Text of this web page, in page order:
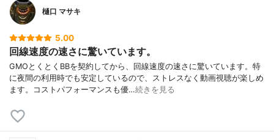
樋口 マサキ
5.00
回線速度の速さに驚いています。
GMOとくとくBBを契約してから、回線速度の速さに驚いています。特
に夜間の利用時でも安定しているので、ストレスなく動画視聴が楽しめ
ます。コストパフォーマンスも優…続きを見る